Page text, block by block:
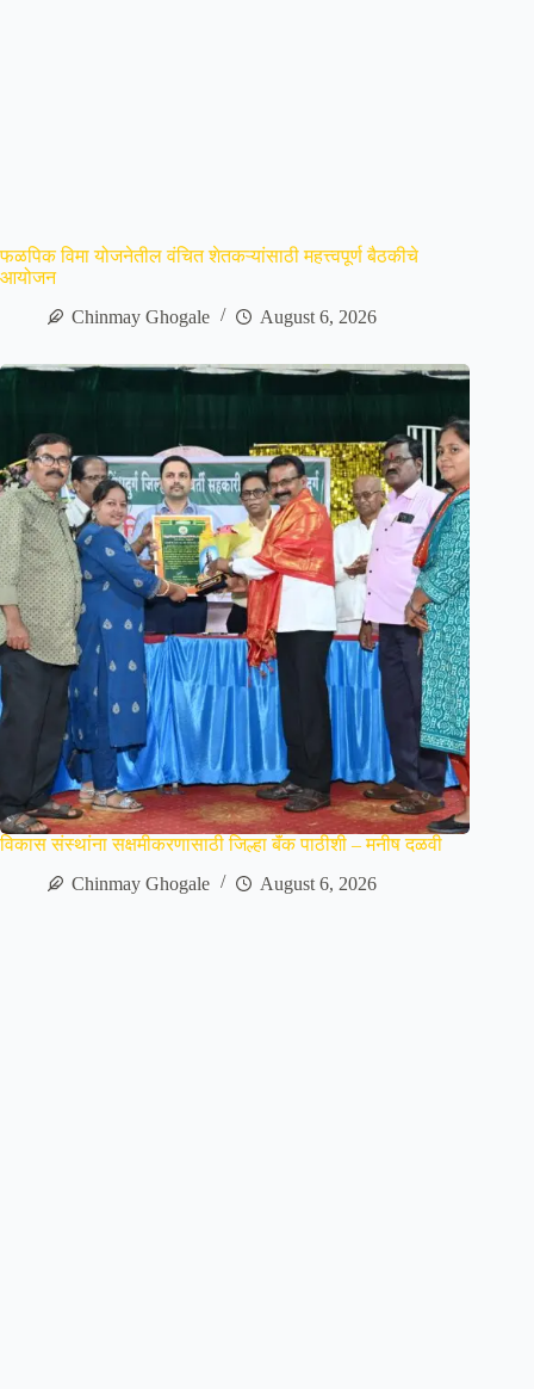
फळपिक विमा योजनेतील वंचित शेतकऱ्यांसाठी महत्त्वपूर्ण बैठकीचे
आयोजन
Chinmay Ghogale
August 6, 2026
विकास संस्थांना सक्षमीकरणासाठी जिल्हा बॅंक पाठीशी – मनीष दळवी
Chinmay Ghogale
August 6, 2026